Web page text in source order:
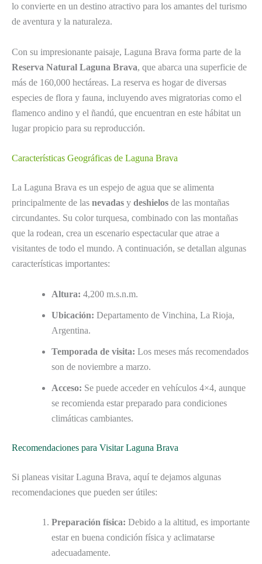
lo convierte en un destino atractivo para los amantes del turismo
de aventura y la naturaleza.
Con su impresionante paisaje, Laguna Brava forma parte de la
Reserva Natural Laguna Brava, que abarca una superficie de
más de 160,000 hectáreas. La reserva es hogar de diversas
especies de flora y fauna, incluyendo aves migratorias como el
flamenco andino y el ñandú, que encuentran en este hábitat un
lugar propicio para su reproducción.
Características Geográficas de Laguna Brava
La Laguna Brava es un espejo de agua que se alimenta
principalmente de las nevadas y deshielos de las montañas
circundantes. Su color turquesa, combinado con las montañas
que la rodean, crea un escenario espectacular que atrae a
visitantes de todo el mundo. A continuación, se detallan algunas
características importantes:
Altura: 4,200 m.s.n.m.
Ubicación: Departamento de Vinchina, La Rioja,
Argentina.
Temporada de visita: Los meses más recomendados
son de noviembre a marzo.
Acceso: Se puede acceder en vehículos 4×4, aunque
se recomienda estar preparado para condiciones
climáticas cambiantes.
Recomendaciones para Visitar Laguna Brava
Si planeas visitar Laguna Brava, aquí te dejamos algunas
recomendaciones que pueden ser útiles:
Preparación física: Debido a la altitud, es importante
estar en buena condición física y aclimatarse
adecuadamente.